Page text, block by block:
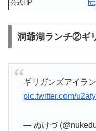
公式HP
洞爺湖ランチ②ギ
ギリガンズアイラ
pic.twitter.com/
— ぬけづ